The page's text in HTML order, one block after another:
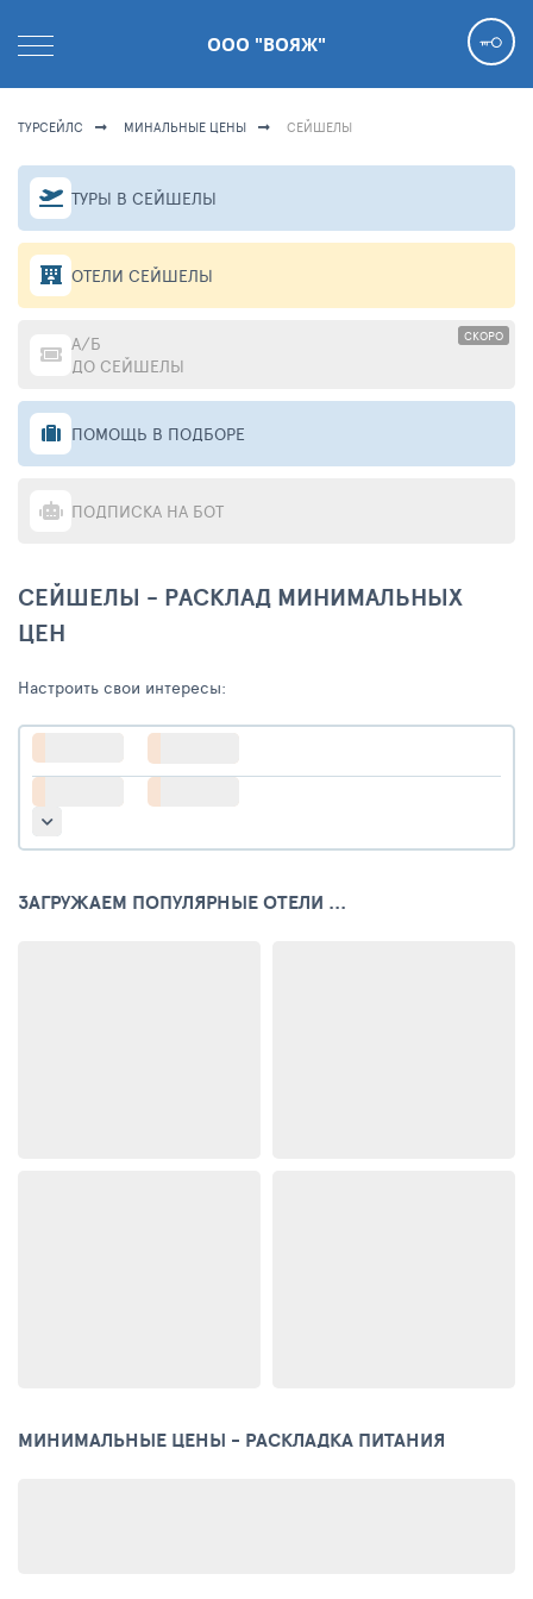
ООО "ВОЯЖ"
ТУРСЕЙЛС МИНАЛЬНЫЕ ЦЕНЫ СЕЙШЕЛЫ
ТУРЫ В СЕЙШЕЛЫ
ОТЕЛИ СЕЙШЕЛЫ
СКОРО
А/Б
ДО СЕЙШЕЛЫ
ПОМОЩЬ В ПОДБОРЕ
ПОДПИСКА НА БОТ
СЕЙШЕЛЫ - РАСКЛАД МИНИМАЛЬНЫХ
ЦЕН
Настроить свои интересы:
ЗАГРУЖАЕМ ПОПУЛЯРНЫЕ ОТЕЛИ ...
МИНИМАЛЬНЫЕ ЦЕНЫ - РАСКЛАДКА ПИТАНИЯ